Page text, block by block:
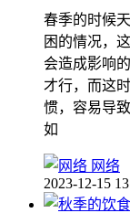
春季的时候
困的情况，
会造成影响
才行，而这
惯，容易导
如
网络
2023-12-15